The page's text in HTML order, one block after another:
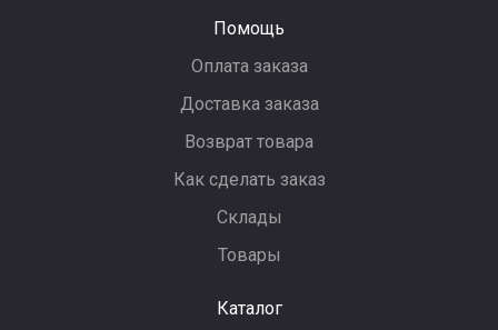
Помощь
Оплата заказа
Доставка заказа
Возврат товара
Как сделать заказ
Склады
Товары
Каталог